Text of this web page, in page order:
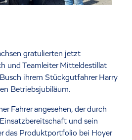
gratulierten jetzt
und Teamleiter Mitteldestillat
ihrem Stückgutfahrer Harry
Betriebsjubiläum.
Fahrer angesehen, der durch
und sein
das Produktportfolio bei Hoyer